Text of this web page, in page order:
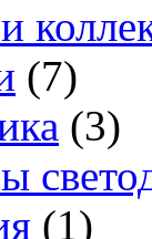
(7)
(3)
(1)